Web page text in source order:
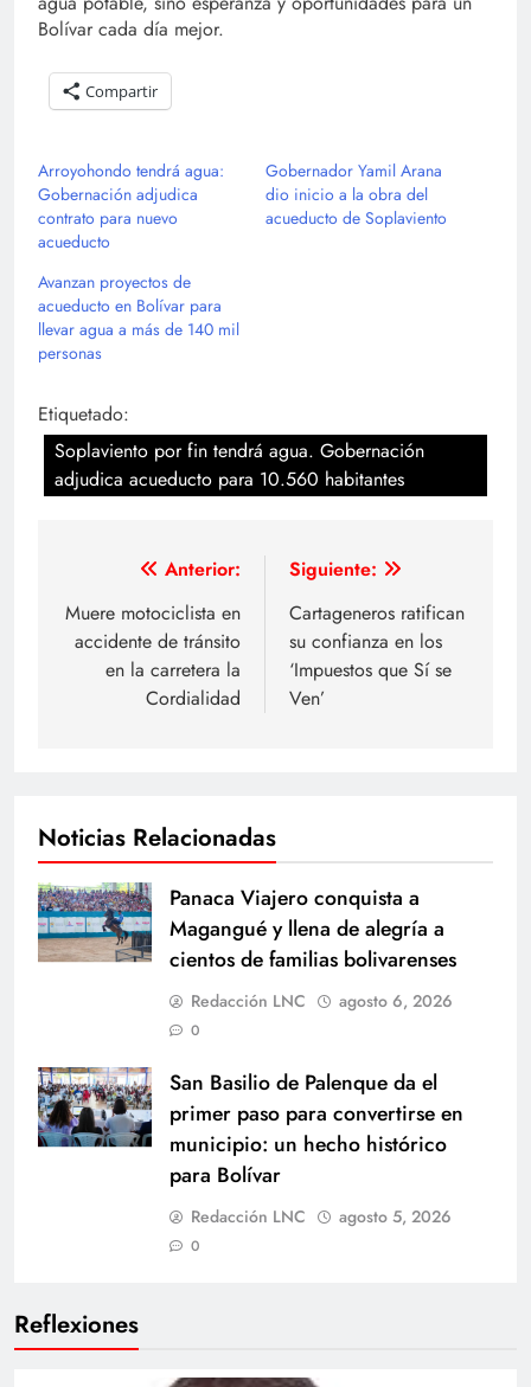
Reflexiones
Bolívar cada día mejor.
Compartir
Arroyohondo tendrá agua:
Gobernación adjudica
contrato para nuevo
acueducto
Gobernador Yamil Arana
dio inicio a la obra del
acueducto de Soplaviento
Avanzan proyectos de
acueducto en Bolívar para
llevar agua a más de 140 mil
personas
Etiquetado:
Soplaviento por fin tendrá agua. Gobernación
adjudica acueducto para 10.560 habitantes
Navegación
de
entradas
Anterior:
Muere motociclista en
accidente de tránsito
en la carretera la
Cordialidad
Siguiente:
Cartageneros ratifican
su confianza en los
‘Impuestos que Sí se
Ven’
Noticias Relacionadas
Panaca Viajero conquista a
Magangué y llena de alegría a
cientos de familias bolivarenses
Redacción LNC agosto 6, 2026
0
San Basilio de Palenque da el
primer paso para convertirse en
municipio: un hecho histórico
para Bolívar
Redacción LNC agosto 5, 2026
0